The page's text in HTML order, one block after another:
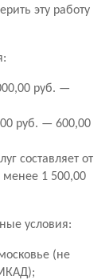
эту работу
руб. —
руб. — 600,00
составляет от
менее 1 500,00
условия:
(не